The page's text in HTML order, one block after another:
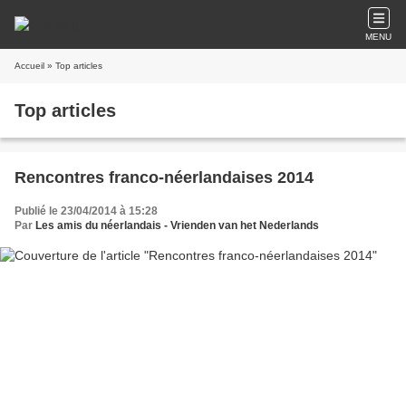
MENU
Accueil » Top articles
Top articles
Rencontres franco-néerlandaises 2014
Publié le 23/04/2014 à 15:28
Par Les amis du néerlandais - Vrienden van het Nederlands